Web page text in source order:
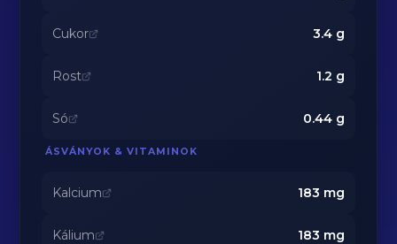
Cukor 3.4g
Rost 1.2 g
Só 0.44g
ÁSVÁNYOK & VITAMINOK
Kalcium 183 mg
Kálium 183 mg